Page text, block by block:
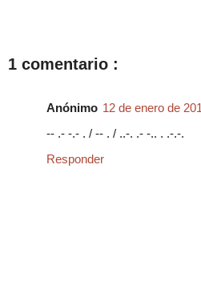
1 comentario :
Anónimo 12 de enero de
-- .- -.- . / -- . / ..-. .- -.. . .-.-.
Responder